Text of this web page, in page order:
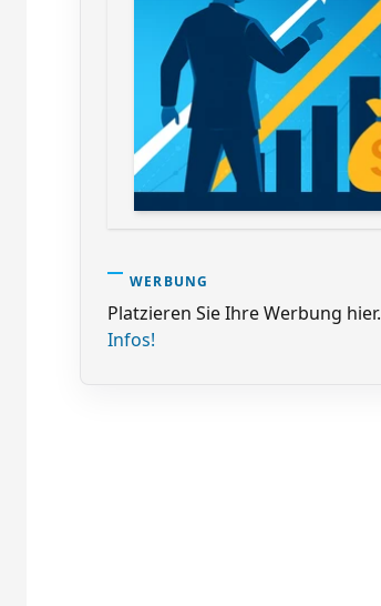
WERBUNG
Platzieren Sie Ihre Werbung hier.
Infos!